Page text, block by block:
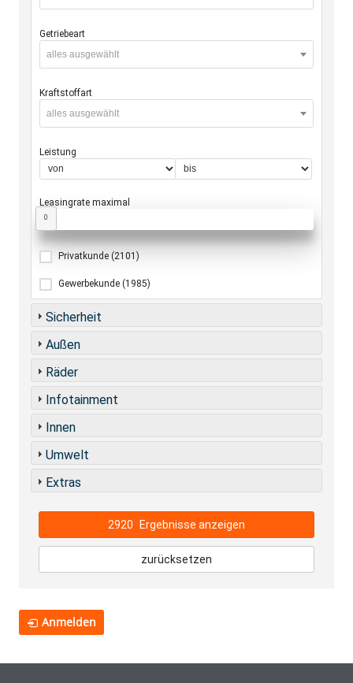
Getriebeart
alles ausgewählt
Kraftstoffart
alles ausgewählt
Leistung
Leasingrate maximal
0
Privatkunde (2101)
Gewerbekunde (1985)
Sicherheit
Außen
Räder
Infotainment
Innen
Umwelt
Extras
2920 Ergebnisse anzeigen
zurücksetzen
Anmelden